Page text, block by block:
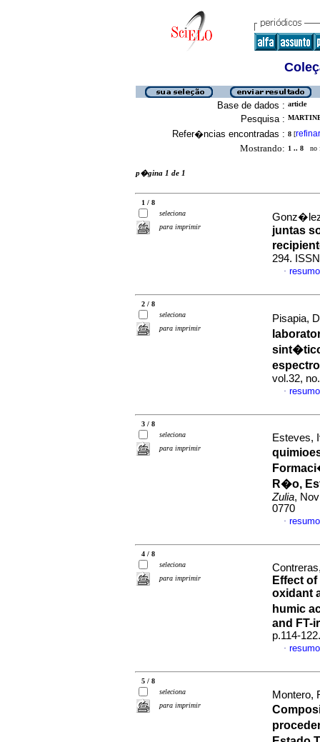
Base de dados : article
Pesquisa :
Refer�ncias encontradas : 8 [refinar
Mostrando: 1 .. 8 no
p�gina 1 de 1
1 / 8
seleciona
para imprimir
juntas
294.
·
2 / 8
seleciona
para imprimir
Pisapia,
vol.32,
·
3 / 8
seleciona
para imprimir
Esteves,
R�o,
Zulia,
0770
·
4 / 8
seleciona
para imprimir
Effect
oxidant
humic
and FT-ir
p.114-
·
5 / 8
seleciona
para imprimir
Montero,